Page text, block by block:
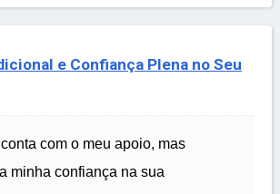
e Confiança Plena no Seu
com o meu apoio, mas
minha confiança na sua